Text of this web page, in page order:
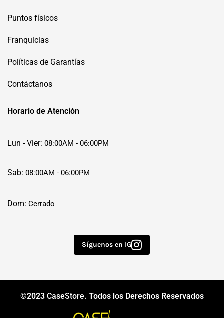
Puntos físicos
Franquicias
Políticas de Garantías
Contáctanos
Horario de Atención
Lun - Vier: 08:00AM - 06:00PM
Sab: 08:00AM - 06:00PM
Dom: Cerrado
Síguenos en IG
©2023 CaseStore. Todos los Derechos Reservados